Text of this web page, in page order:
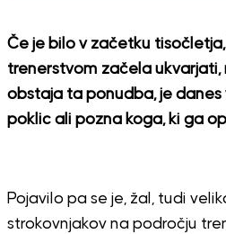
Če je bilo v začetku
trenerstvom začela ukvarjati,
obstaja ta ponudba, je danes
poklic ali pozna koga, ki ga
Pojavilo pa se je, žal, tudi
strokovnjakov na področju